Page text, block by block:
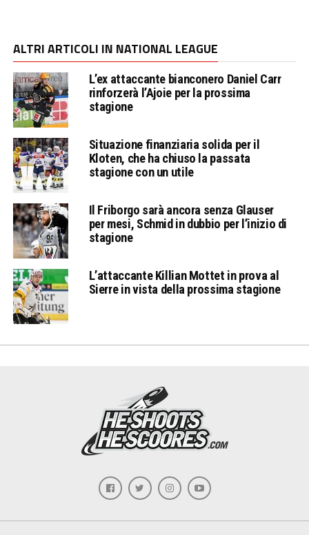
ALTRI ARTICOLI IN NATIONAL LEAGUE
L’ex attaccante bianconero Daniel Carr
rinforzerà l’Ajoie per la prossima
stagione
Situazione finanziaria solida per il
Kloten, che ha chiuso la passata
stagione con un utile
Il Friborgo sarà ancora senza Glauser
per mesi, Schmid in dubbio per l’inizio di
stagione
L’attaccante Killian Mottet in prova al
Sierre in vista della prossima stagione